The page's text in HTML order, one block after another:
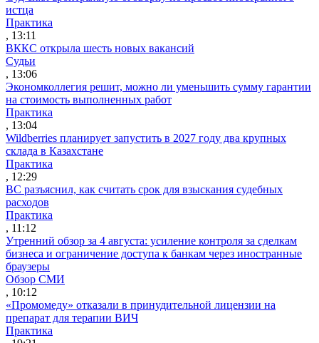
истца
Практика
, 13:11
ВККС открыла шесть новых вакансий
Судьи
, 13:06
Экономколлегия решит, можно ли уменьшить сумму гарантии
на стоимость выполненных работ
Практика
, 13:04
Wildberries планирует запустить в 2027 году два крупных
склада в Казахстане
Практика
, 12:29
ВС разъяснил, как считать срок для взыскания судебных
расходов
Практика
, 11:12
Утренний обзор за 4 августа: усиление контроля за сделкам
бизнеса и ограничение доступа к банкам через иностранные
браузеры
Обзор СМИ
, 10:12
«Промомеду» отказали в принудительной лицензии на
препарат для терапии ВИЧ
Практика